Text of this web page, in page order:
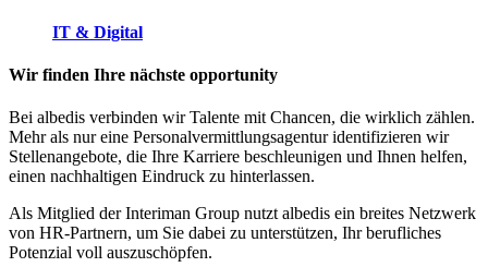
IT & Digital
Wir finden Ihre nächste opportunity
Bei albedis verbinden wir Talente mit Chancen, die wirklich zählen.
Mehr als nur eine Personalvermittlungsagentur identifizieren wir
Stellenangebote, die Ihre Karriere beschleunigen und Ihnen helfen,
einen nachhaltigen Eindruck zu hinterlassen.
Als Mitglied der Interiman Group nutzt albedis ein breites Netzwerk
von HR-Partnern, um Sie dabei zu unterstützen, Ihr berufliches
Potenzial voll auszuschöpfen.